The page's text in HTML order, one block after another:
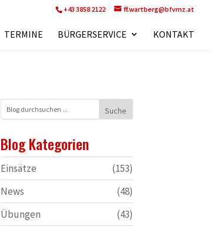
+43 3858 2122 ff.wartberg@bfvmz.at
TERMINE BÜRGERSERVICE KONTAKT
Blog Kategorien
Einsätze
(153)
News
(48)
Übungen
(43)